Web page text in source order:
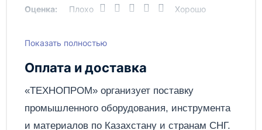
Продольная подача: 360 мм
Размер стола:
Размеры станка:
Угол наклона круга: ±50°
Угол поворота шлифовальной ±40°
Оценка: Плохо Хорошо
Написать отзыв
Показать полностью
Оплата и доставка
«ТЕХНОПРОМ» организует поставку
промышленного оборудования, инструмента
и материалов по Казахстану и странам СНГ.